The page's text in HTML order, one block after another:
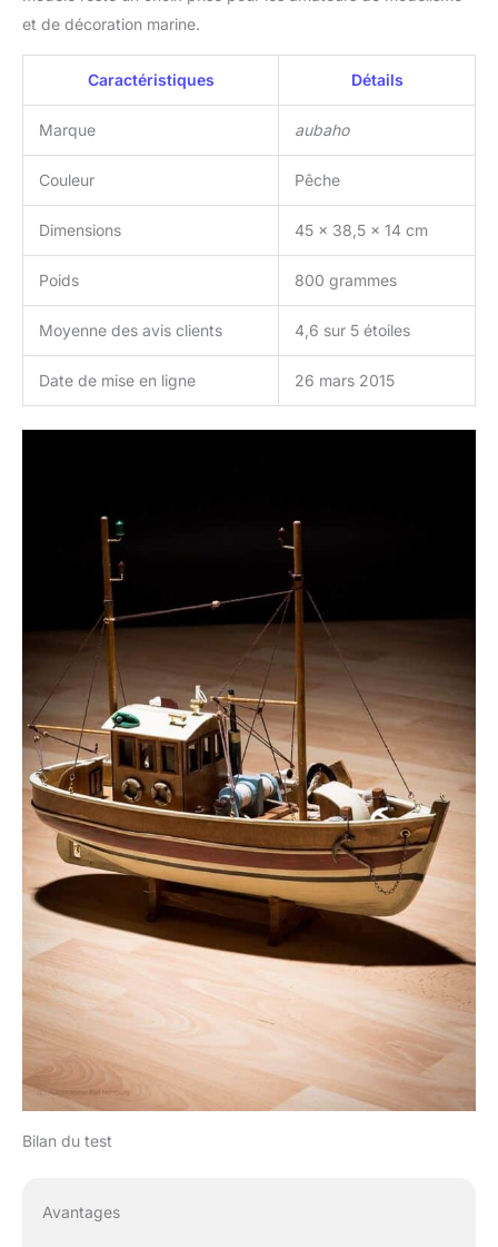
et de décoration marine.
Caractéristiques Détails
Marque aubaho
Couleur Pêche
Dimensions 45 x 38,5 x 14 cm
Poids 800 grammes
Moyenne des avis clients 4,6 sur 5 étoiles
Date de mise en ligne 26 mars 2015
Bilan du test
Avantages